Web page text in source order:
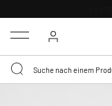
Menu